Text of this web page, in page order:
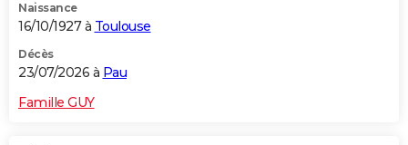
Naissance
16/10/1927 à Toulouse
Décès
23/07/2026 à Pau
Famille GUY